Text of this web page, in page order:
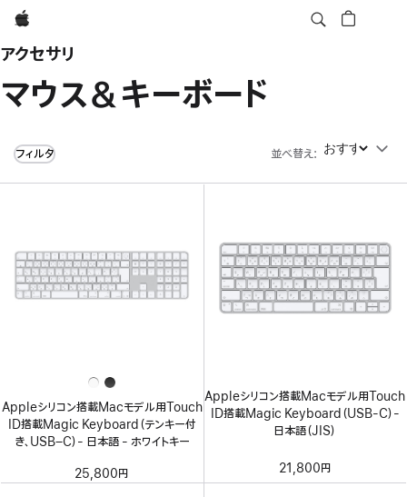
Apple
アクセサリ
マウス＆キーボード
フィルタ 並べ替え: 並べ替え
Appleシリコン搭載Macモデル用Touch
ID搭載Magic Keyboard（テンキー付
き、USB–C）- 日本語 - ホワイトキー
25,800円
Appleシリコン搭載Macモデル用Touch
ID搭載Magic Keyboard（USB-C）-
日本語（JIS）
21,800円